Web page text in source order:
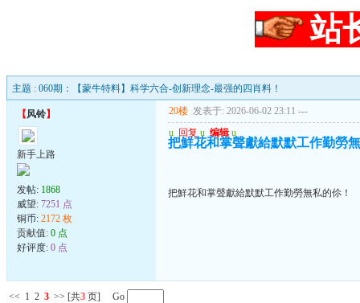
站
主题 : 060期：【蒙牛特料】科学六合-创新理念-最强的四肖料！
【风铃】
新手上路
发帖: 1868
威望: 7251 点
铜币: 2172 枚
贡献值: 0 点
好评度: 0 点
20楼 发表于: 2026-06-02 23:11 ---
u 回复 u 编辑 u
把鮮花和掌聲獻給默默工作勤勞
把鮮花和掌聲獻給默默工作勤勞無私的伱！
<< 1 2 3 >> [共3 页] Go